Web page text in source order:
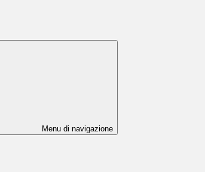
Menu di navigazione